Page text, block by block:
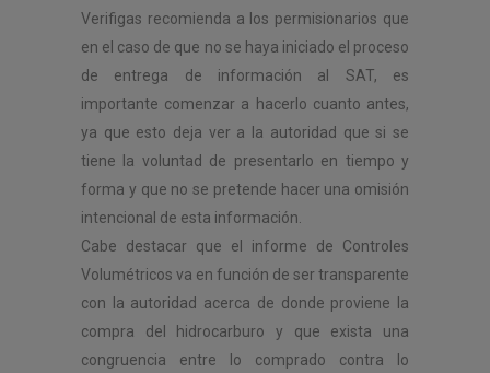
Verifigas recomienda a los permisionarios que
en el caso de que no se haya iniciado el proceso
de entrega de información al SAT, es
importante comenzar a hacerlo cuanto antes,
ya que esto deja ver a la autoridad que si se
tiene la voluntad de presentarlo en tiempo y
forma y que no se pretende hacer una omisión
intencional de esta información.
Cabe destacar que el informe de Controles
Volumétricos va en función de ser transparente
con la autoridad acerca de donde proviene la
compra del hidrocarburo y que exista una
congruencia entre lo comprado contra lo